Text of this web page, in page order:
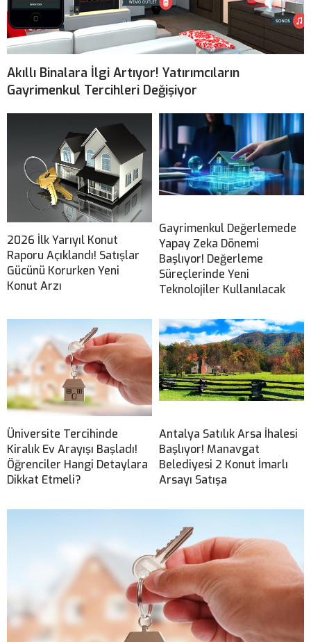
Akıllı Binalara İlgi Artıyor! Yatırımcıların
Gayrimenkul Tercihleri Değişiyor
2026 İlk Yarıyıl Konut
Raporu Açıklandı! Satışlar
Gücünü Korurken Yeni
Konut Arzı
Gayrimenkul Değerlemede
Yapay Zeka Dönemi
Başlıyor! Değerleme
Süreçlerinde Yeni
Teknolojiler Kullanılacak
Üniversite Tercihinde
Kiralık Ev Arayışı Başladı!
Öğrenciler Hangi Detaylara
Dikkat Etmeli?
Antalya Satılık Arsa İhalesi
Başlıyor! Manavgat
Belediyesi 2 Konut İmarlı
Arsayı Satışa